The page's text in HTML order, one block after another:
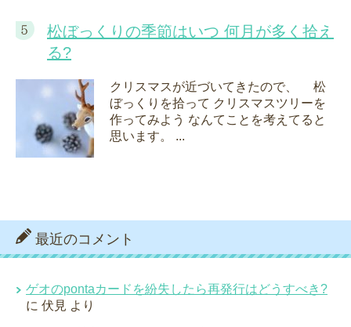
松ぼっくりの季節はいつ 何月が多く拾え
る?
クリスマスが近づいてきたので、 松
ぼっくりを拾って クリスマスツリーを
作ってみよう なんてことを考えてると
思います。 ...
最近のコメント
ゲオのpontaカードを紛失したら再発行はどうすべき?
に 伏見 より